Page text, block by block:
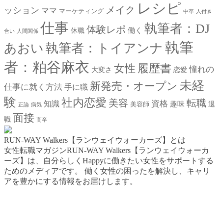
ッション ママ マーケティング メイク レシピ 中卒 人付き
合い 人間関係 仕事 休職 体験レポ 働く 執筆者：DJ
あおい 執筆者：トイアンナ 執筆
者：粕谷麻衣 大変さ 女性 履歴書 恋愛 憧れの
仕事に就く方法 手に職 新発売・オープン 未経
験 正論 病気 知識 社内恋愛 美容 美容師 資格 趣味 転職 退
職 面接 高卒
RUN-WAY Walkers【ランウェイウォーカーズ】とは
女性転職マガジンRUN-WAY Walkers【ランウェイウォーカ
ーズ】は、自分らしくHappyに働きたい女性をサポートする
ためのメディアです。
働く女性の困ったを解決し、キャリ
アを豊かにする情報をお届けします。